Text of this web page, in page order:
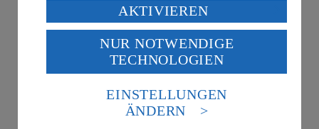
Verarbeitung deiner personenbezogenen Daten in den
USA durch Facebook und YouTube:
Wenn du auf „Aktivieren“ klickst, willigst du im Sinne
des Art. 49 Abs. 1 Satz 1 lit. a) DSGVO ein, dass deine
Daten in den USA verarbeitet werden. Der EuGH sieht
die USA als Land mit einem nach europäischen
Standards nicht angemessenen Datenschutzniveau an.
Es besteht das Risiko eines Zugriffs durch US-
AKTIVIEREN
NUR NOTWENDIGE
TECHNOLOGIEN
EINSTELLUNGEN
ÄNDERN